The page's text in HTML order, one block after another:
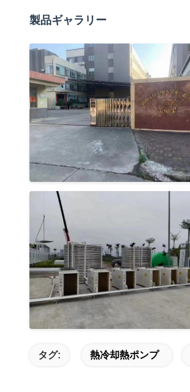
製品ギャラリー
タグ: 熱冷却熱ポンプ